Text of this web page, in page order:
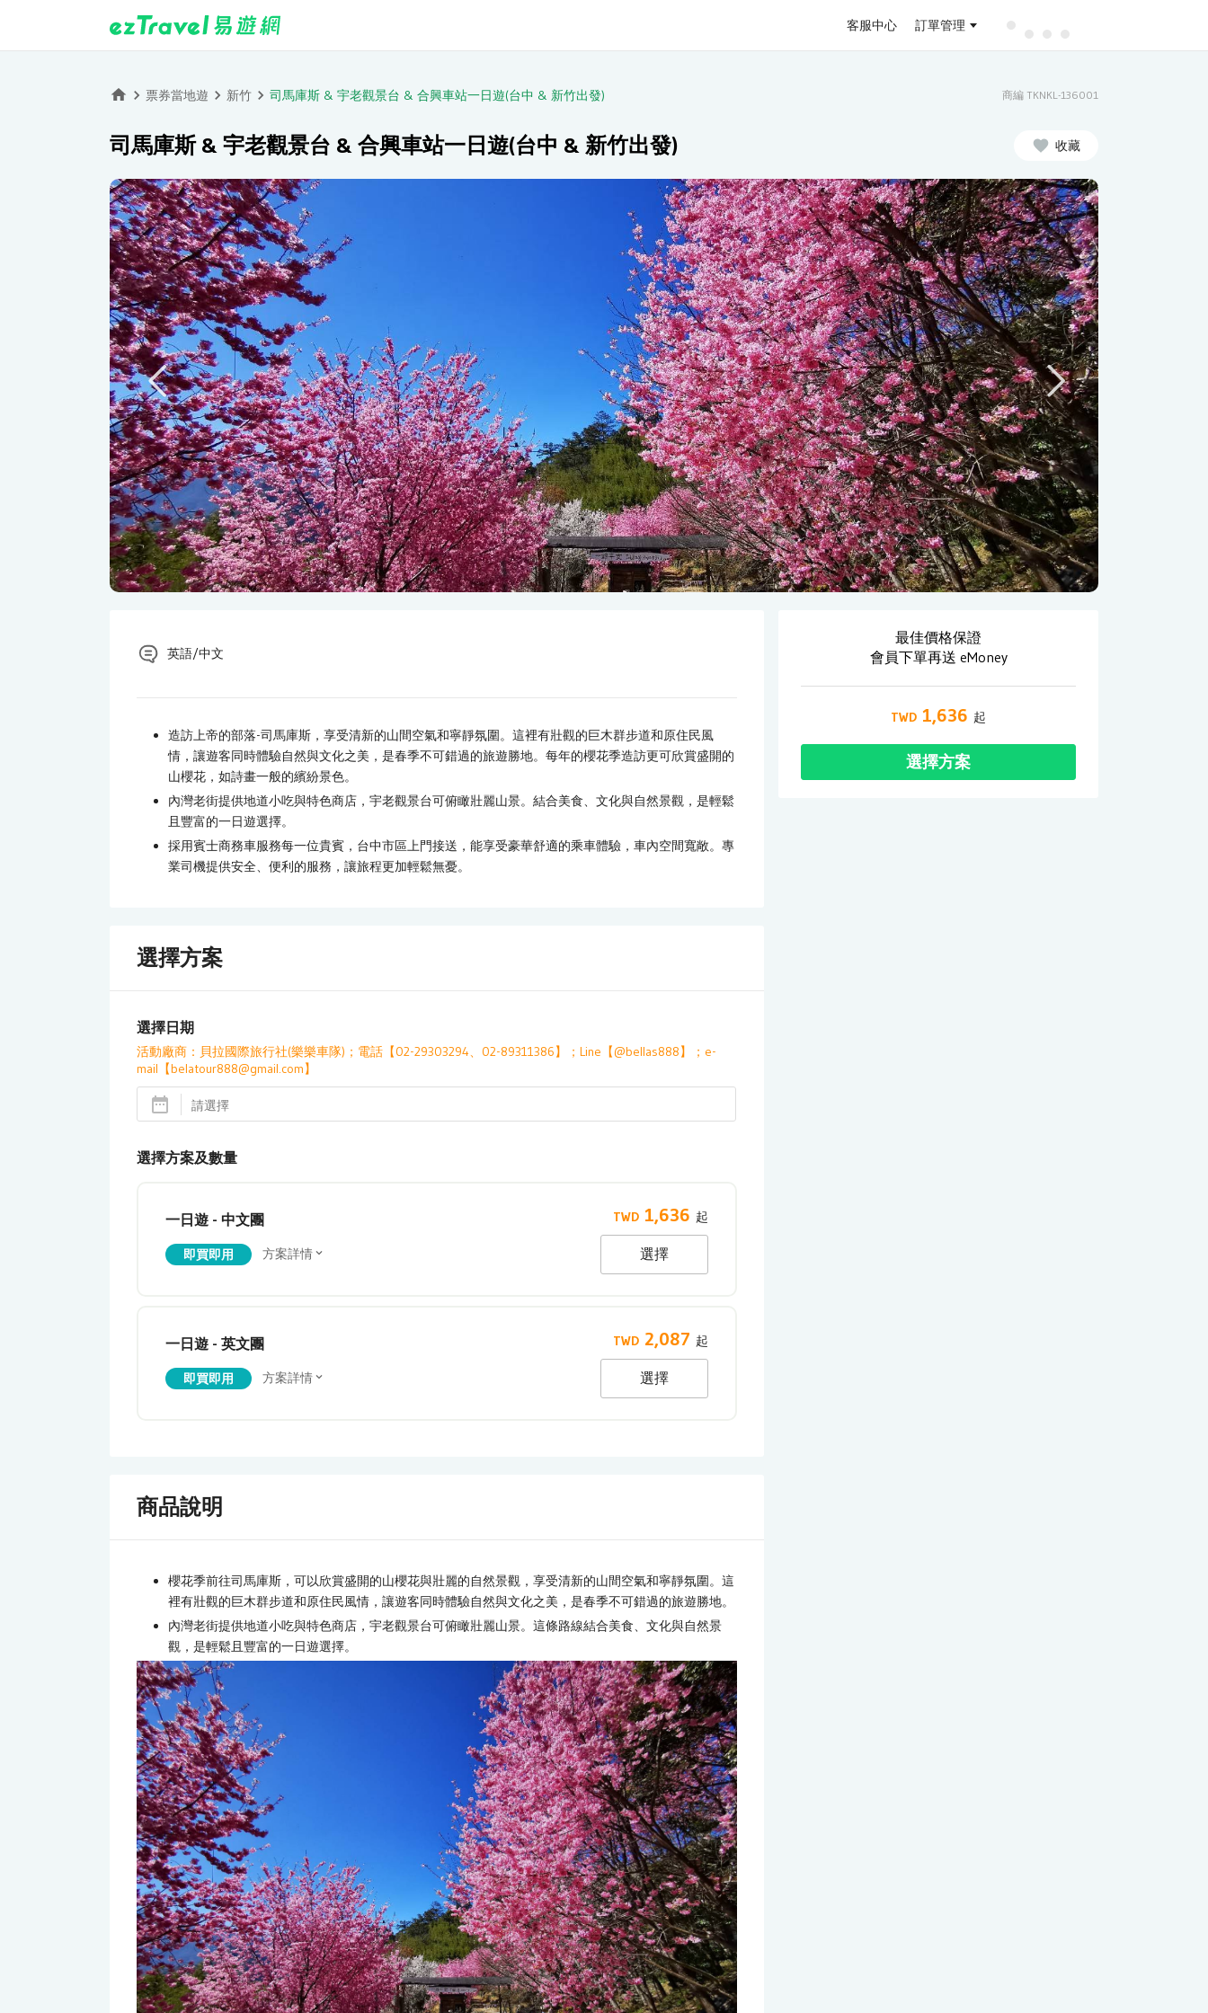
客服中心 訂單管理
票券當地遊 新竹 司馬庫斯 & 宇老觀景台 & 合興車站一日遊(台中 & 新竹出發) 商編 TKNKL-136001
司馬庫斯 & 宇老觀景台 & 合興車站一日遊(台中 & 新竹出發) 收藏
英語/中文
造訪上帝的部落-司馬庫斯，享受清新的山間空氣和寧靜氛圍。這裡有壯觀的巨木群步道和原住民風
情，讓遊客同時體驗自然與文化之美，是春季不可錯過的旅遊勝地。每年的櫻花季造訪更可欣賞盛開的
山櫻花，如詩畫一般的繽紛景色。
內灣老街提供地道小吃與特色商店，宇老觀景台可俯瞰壯麗山景。結合美食、文化與自然景觀，是輕鬆
且豐富的一日遊選擇。
採用賓士商務車服務每一位貴賓，台中市區上門接送，能享受豪華舒適的乘車體驗，車內空間寬敞。專
業司機提供安全、便利的服務，讓旅程更加輕鬆無憂。
選擇方案
選擇日期
活動廠商：貝拉國際旅行社(樂樂車隊)；電話【02-29303294、02-89311386】；Line【@bellas888】；e-
mail【belatour888@gmail.com】
選擇方案及數量
一日遊 - 中文團
即買即用 方案詳情
1,636
選擇
一日遊 - 英文團
即買即用 方案詳情
2,087
選擇
商品說明
櫻花季前往司馬庫斯，可以欣賞盛開的山櫻花與壯麗的自然景觀，享受清新的山間空氣和寧靜氛圍。這
裡有壯觀的巨木群步道和原住民風情，讓遊客同時體驗自然與文化之美，是春季不可錯過的旅遊勝地。
內灣老街提供地道小吃與特色商店，宇老觀景台可俯瞰壯麗山景。這條路線結合美食、文化與自然景
觀，是輕鬆且豐富的一日遊選擇。
最佳價格保證
會員下單再送 eMoney
1,636
選擇方案